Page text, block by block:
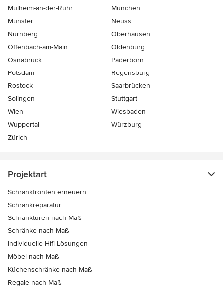
Mülheim-an-der-Ruhr
München
Münster
Neuss
Nürnberg
Oberhausen
Offenbach-am-Main
Oldenburg
Osnabrück
Paderborn
Potsdam
Regensburg
Rostock
Saarbrücken
Solingen
Stuttgart
Wien
Wiesbaden
Wuppertal
Würzburg
Zürich
Projektart
Schrankfronten erneuern
Schrankreparatur
Schranktüren nach Maß
Schränke nach Maß
Individuelle Hifi-Lösungen
Möbel nach Maß
Küchenschränke nach Maß
Regale nach Maß